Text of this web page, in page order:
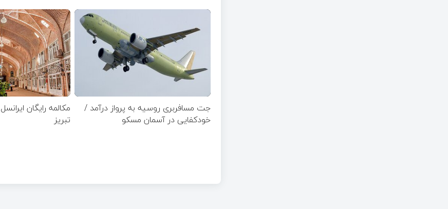
جت مسافربری روسیه به پرواز درآمد /
خودکفایی در آسمان مسکو
مکالمه رایگان
تبریز